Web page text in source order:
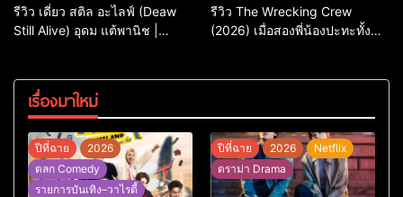
รีวิว เดี่ยว สติล อะไลฟ์ (Deaw
Still Alive) อุดม แต้พานิช |
รีวิว The Wrecking Crew
(2026) เมื่อสองพี่น้องปะทะทั้ง
เรื่องมาใหม่
ปีที่ฉาย
2026
ตลก Comedy
รายการบันเทิง–วาไรตี้
ปีที่ฉาย 2026
Netflix
ดราม่า Drama